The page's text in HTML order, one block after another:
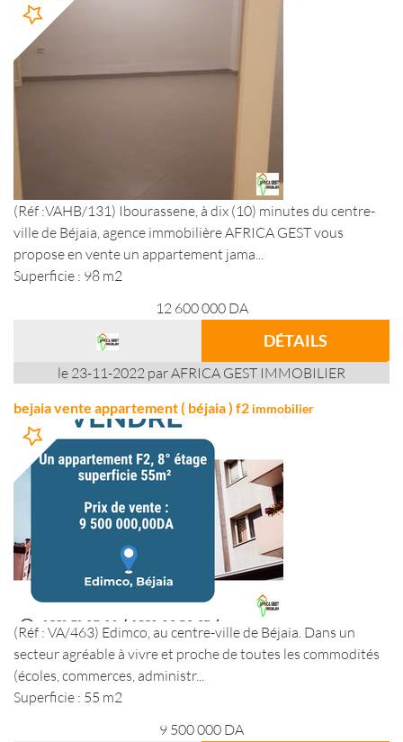
(Réf :VAHB/131) Ibourassene, à dix (10) minutes du centre-
ville de Béjaia, agence immobilière AFRICA GEST vous
propose en vente un appartement jama...
Superficie : 98 m2
12 600 000 DA
DÉTAILS
le 23-11-2022 par AFRICA GEST IMMOBILIER
bejaia vente appartement ( béjaia ) f2 immobilier
(Réf : VA/463) Edimco, au centre-ville de Béjaia. Dans un
secteur agréable à vivre et proche de toutes les commodités
(écoles, commerces, administr...
Superficie : 55 m2
9 500 000 DA